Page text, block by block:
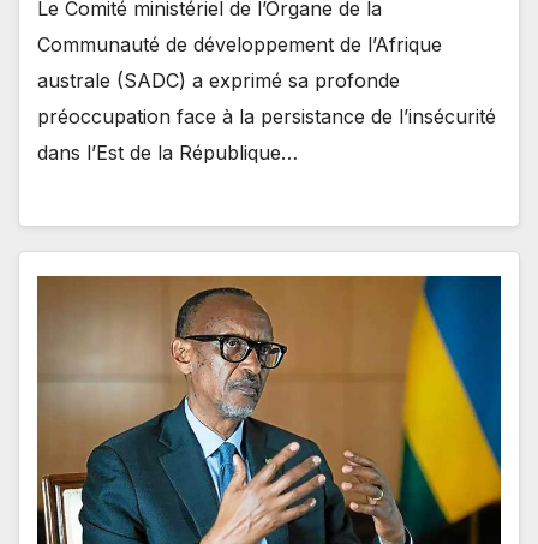
Le Comité ministériel de l’Organe de la
Communauté de développement de l’Afrique
australe (SADC) a exprimé sa profonde
préoccupation face à la persistance de l’insécurité
dans l’Est de la République…